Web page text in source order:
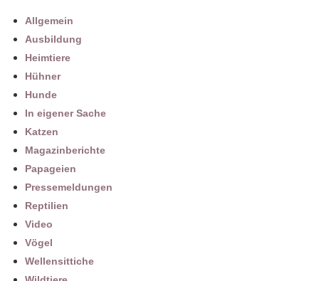
Allgemein
Ausbildung
Heimtiere
Hühner
Hunde
In eigener Sache
Katzen
Magazinberichte
Papageien
Pressemeldungen
Reptilien
Video
Vögel
Wellensittiche